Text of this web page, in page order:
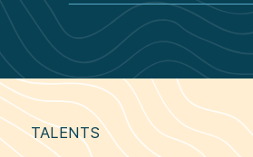
Découvrir notre raison